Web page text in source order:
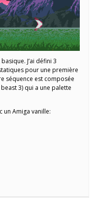
J’ai défini 3
pour une première
séquence est composée
3) qui a une palette
un Amiga vanille: